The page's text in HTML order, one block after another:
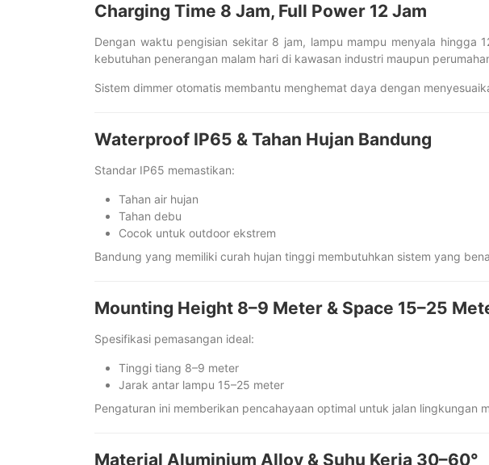
Charging Time 8 Jam, Full Power 12 Jam
Dengan waktu pengisian sekitar 8 jam, lampu mampu menyala hingga
kebutuhan penerangan malam hari di kawasan industri maupun
Sistem dimmer otomatis membantu menghemat daya dengan
Waterproof IP65 & Tahan Hujan Bandung
Standar IP65 memastikan:
Tahan air hujan
Tahan debu
Cocok untuk outdoor ekstrem
Bandung yang memiliki curah hujan tinggi membutuhkan sistem yang
Mounting Height 8–9 Meter & Space 15–25
Spesifikasi pemasangan ideal:
Tinggi tiang 8–9 meter
Jarak antar lampu 15–25 meter
Pengaturan ini memberikan pencahayaan optimal untuk jalan lingkungan
Material Aluminium Alloy & Suhu Kerja 30–60°